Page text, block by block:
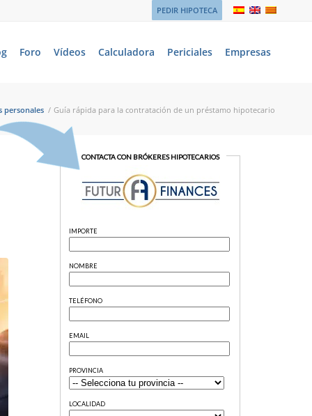
PEDIR HIPOTECA
Foro Vídeos Calculadora Periciales Empresas
personales / Guía rápida para la contratación de un préstamo hipotecario